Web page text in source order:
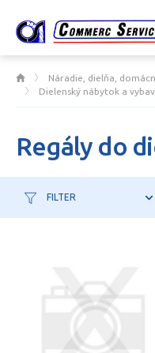
Náradie, dielňa,
Dielenský nábytok a
Regály do
FILTER